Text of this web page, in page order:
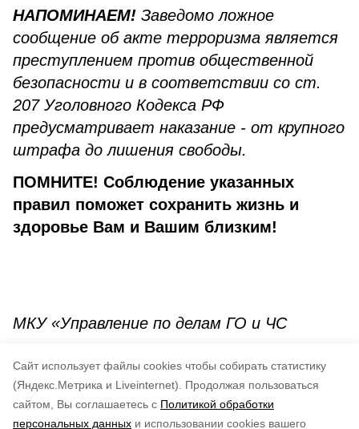
Cайт использует файлы cookies чтобы собирать статистику
(Яндекс.Метрика и Liveinternet).
Продолжая пользоваться
сайтом, Вы соглашаетесь с Политикой обработки
персональных данных и использовании cookies вашего
НАПОМИНАЕМ! Заведомо ложное
сообщение об акте терроризма является
преступлением против общественной
безопасности и в соответствии со ст.
207 Уголовного Кодекса РФ
предусматривает наказание - от крупного
штрафа до лишения свободы.
ПОМНИТЕ! Соблюдение указанных
правил поможет сохранить жизнь и
здоровье Вам и Вашим близким!
МКУ «Управление по делам ГО и ЧС
городской округ»